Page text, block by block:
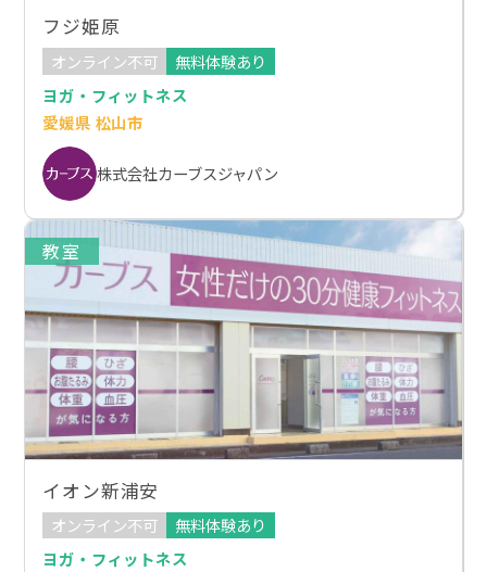
フジ姫原
オンライン不可
無料体験あり
ヨガ・フィットネス
愛媛県 松山市
株式会社カーブスジャパン
教室
イオン新浦安
オンライン不可
無料体験あり
ヨガ・フィットネス